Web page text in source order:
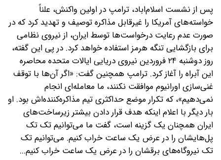
پس از نشست اسلام‌اباد، ترامپ در اولین واکنش، علناً
خواسته‌های آمریکا را غیرقابل مذاکره توصیف و تهدید کرد که در
صورت عدم رعایت درخواست‌ها توسط ایران، از نیروی نظامی
برای بازگشایی تنگه هرمز استفاده خواهد کرد. در پی این گفته،
روز دوشنبه ۲۴ فروردین نیروی دریایی ایالات متحده محاصره
این آبراه را آغاز کرد. ترامپ همچنین گفت: «اگر آن‌ها با توقف
غنی‌سازی اورانیوم موافقت نکنند، ما معامله‌ای انجام
نمی‌دهیم»، که تکرار موضع حداکثری تیم مذاکره‌کننده‌اش بود. او
بار دیگر با اعلام اینکه هدف قرار دادن بیشتر زیرساخت‌های
ایران همچنان یک گزینه است، گفت ما می‌توانیم تک تک
پل‌هایشان را در عرض یک ساعت خراب کنیم. می‌توانیم تک
تک نیروگاه‌های برقشان را در عرض یک ساعت خراب کنیم...